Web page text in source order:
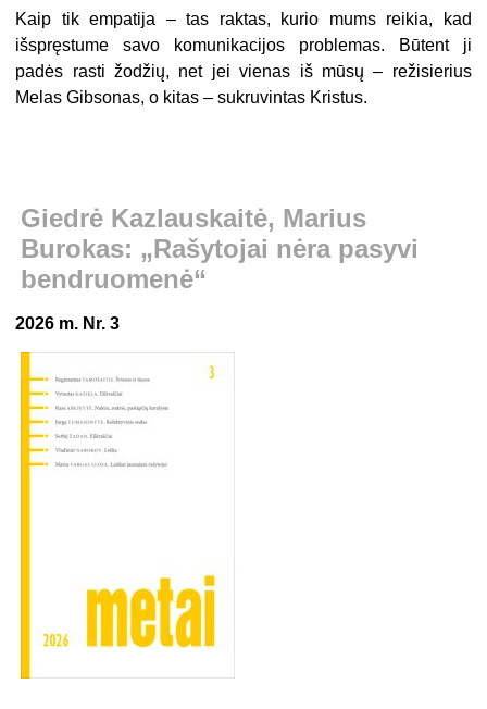
Kaip tik empatija – tas raktas, kurio mums reikia, kad
išspręstume savo komunikacijos problemas. Būtent ji
padės rasti žodžių, net jei vienas iš mūsų – režisierius
Melas Gibsonas, o kitas – sukruvintas Kristus.
Giedrė Kazlauskaitė, Marius
Burokas: „Rašytojai nėra pasyvi
bendruomenė“
2026 m. Nr. 3